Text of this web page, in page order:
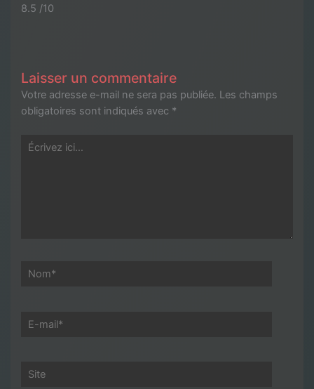
8.5 /10
Laisser un commentaire
Votre adresse e-mail ne sera pas publiée. Les champs
obligatoires sont indiqués avec *
Écrivez
Nom*
E-
Site